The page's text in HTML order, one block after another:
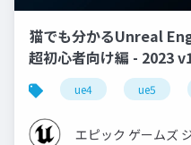
猫でも分かるUnreal
超初心者向け編 - 2023
ue4 ue5
エピック ゲームズ